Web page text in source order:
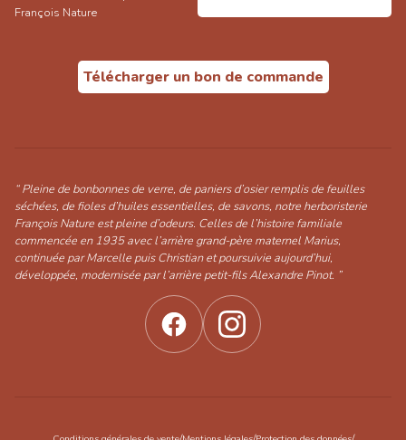
François Nature
Télécharger un bon de commande
“ Pleine de bonbonnes de verre, de paniers d’osier remplis de feuilles
séchées, de fioles d’huiles essentielles, de savons, notre herboristerie
François Nature est pleine d’odeurs. Celles de l’histoire familiale
commencée en 1935 avec l’arrière grand-père maternel Marius,
continuée par Marcelle puis Christian et poursuivie aujourd’hui,
développée, modernisée par l’arrière petit-fils Alexandre Pinot. ”